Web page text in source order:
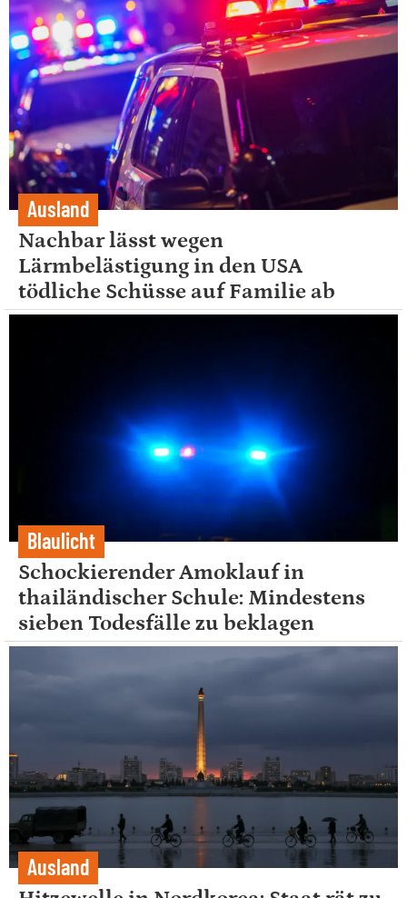
Ausland
Nachbar lässt wegen
Lärmbelästigung in den USA
tödliche Schüsse auf Familie ab
Blaulicht
Schockierender Amoklauf in
thailändischer Schule: Mindestens
sieben Todesfälle zu beklagen
Ausland